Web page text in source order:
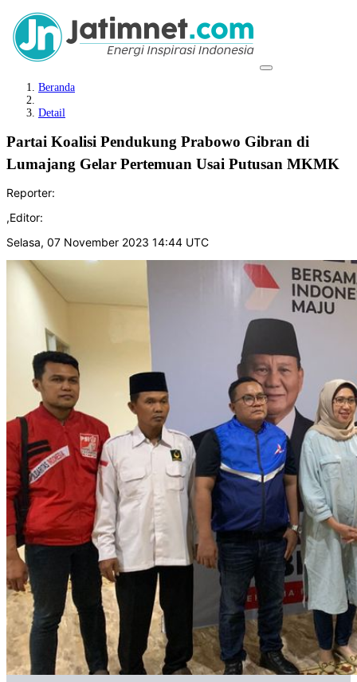
Beranda
Detail
Partai Koalisi Pendukung Prabowo Gibran di
Lumajang Gelar Pertemuan Usai Putusan MKMK
Reporter:
,Editor:
Selasa, 07 November 2023 14:44 UTC